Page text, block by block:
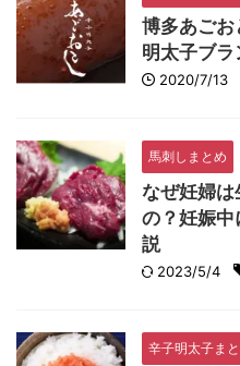
博多あご
明太子ブラ
2020/7/13
馬刺しまとめ
なぜ妊婦
の？妊娠
説
2023/5/4
辛子明太子ま